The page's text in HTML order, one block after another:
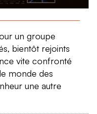
un groupe
bientôt rejoints
vite confronté
monde des
une autre